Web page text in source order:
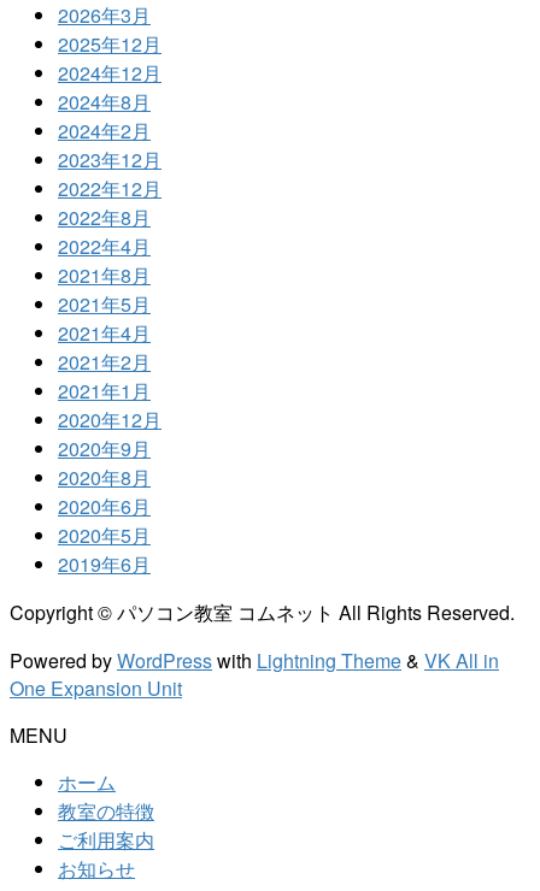
2026年3月
2025年12月
2024年12月
2024年8月
2024年2月
2023年12月
2022年12月
2022年8月
2022年4月
2021年8月
2021年5月
2021年4月
2021年2月
2021年1月
2020年12月
2020年9月
2020年8月
2020年6月
2020年5月
2019年6月
Copyright © パソコン教室 コムネット All Rights Reserved.
Powered byWordPresswith Lightning Theme& VK All in
One Expansion Unit
MENU
ホーム
教室の特徴
ご利用案内
お知らせ